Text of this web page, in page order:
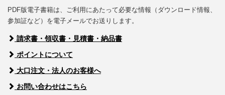
PDF版電子書籍は、ご利用にあたって必要な情報（ダウンロード情報、
参加証など）を電子メールでお送りします。
請求書・領収書・見積書・納品書
ポイントについて
大口注文・法人のお客様へ
お問い合わせはこちら